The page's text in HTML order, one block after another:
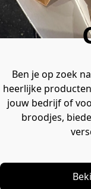
Ben je op zoek
heerlijke
jouw bedrijf of
broodjes,